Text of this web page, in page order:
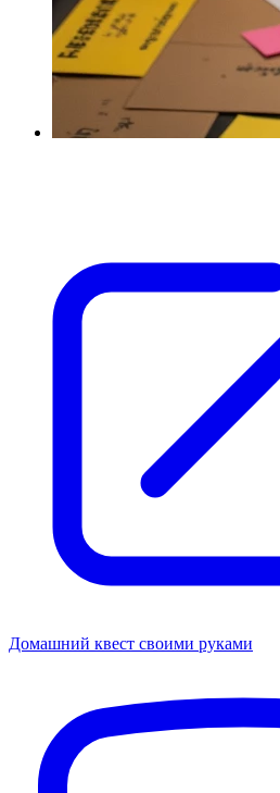
Домашний квест своими руками